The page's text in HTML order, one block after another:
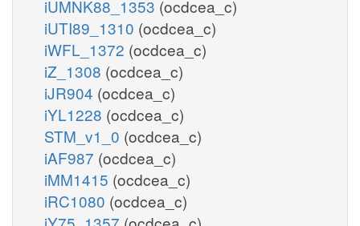
iUMNK88_1353 (ocdcea_c)
iUTI89_1310 (ocdcea_c)
iWFL_1372 (ocdcea_c)
iZ_1308 (ocdcea_c)
iJR904 (ocdcea_c)
iYL1228 (ocdcea_c)
STM_v1_0 (ocdcea_c)
iAF987 (ocdcea_c)
iMM1415 (ocdcea_c)
iRC1080 (ocdcea_c)